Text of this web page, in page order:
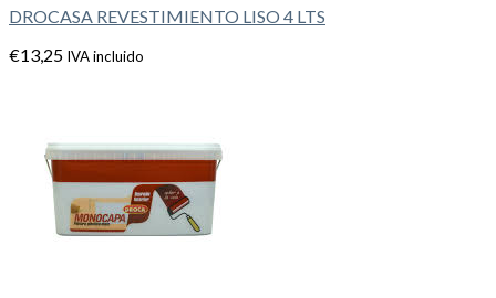
DROCASA REVESTIMIENTO LISO 4 LTS
€13,25 IVA incluido